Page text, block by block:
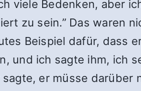
viele Bedenken, aber
zu sein.” Das waren
Beispiel dafür, dass
und ich sagte ihm, ich
er müsse